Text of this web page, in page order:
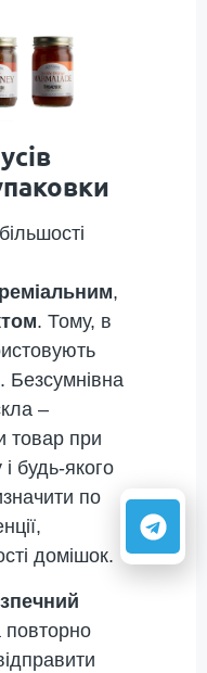
,
. Тому, в
Безсумнівна
–
товар при
і будь-якого
по
домішок.